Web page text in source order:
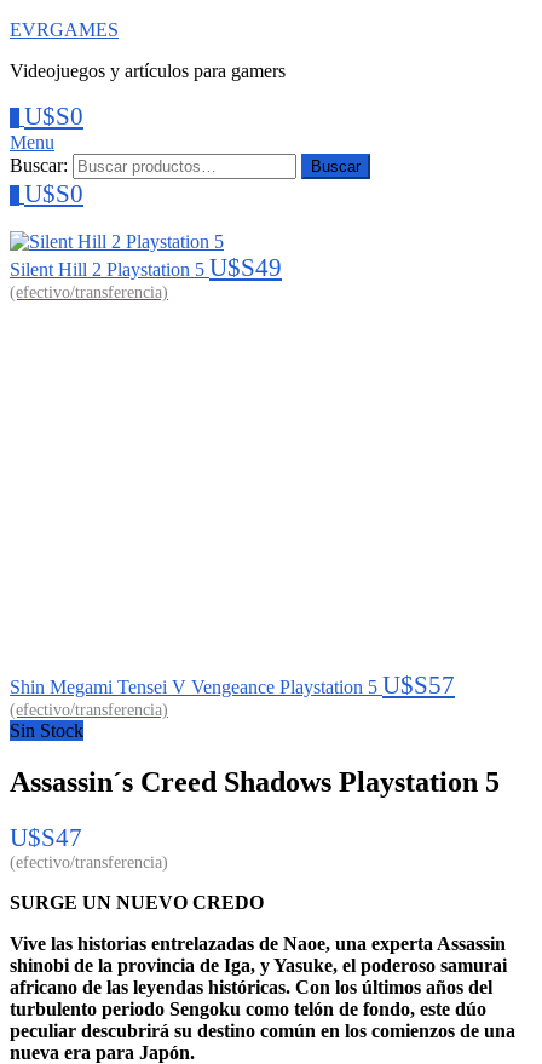
EVRGAMES
Videojuegos y artículos para gamers
U$S0
Menu
Buscar:
Buscar
U$S0
Silent Hill 2 Playstation 5 U$S49
Shin Megami Tensei V Vengeance Playstation 5 U$S57
Sin Stock
Assassin´s Creed Shadows Playstation 5
U$S47
SURGE UN NUEVO CREDO
Vive las historias entrelazadas de Naoe, una experta Assassin
shinobi de la provincia de Iga, y Yasuke, el poderoso samurai
africano de las leyendas históricas. Con los últimos años del
turbulento periodo Sengoku como telón de fondo, este dúo
peculiar descubrirá su destino común en los comienzos de una
nueva era para Japón.